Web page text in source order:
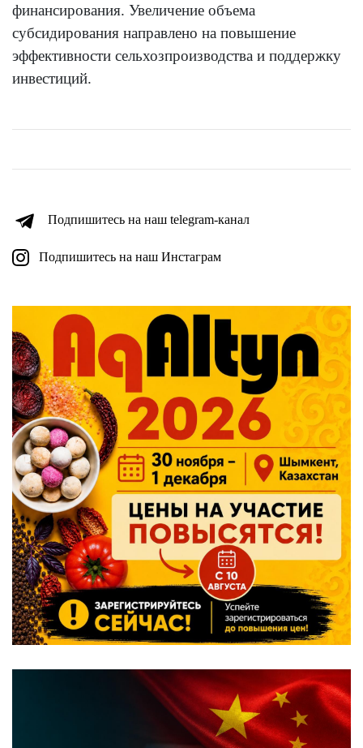
финансирования. Увеличение объема
субсидирования направлено на повышение
эффективности сельхозпроизводства и поддержку
инвестиций.
Подпишитесь на наш telegram-канал
Подпишитесь на наш Инстаграм